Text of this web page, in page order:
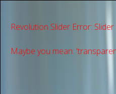
Revolution Slider Error:
Maybe you mean: